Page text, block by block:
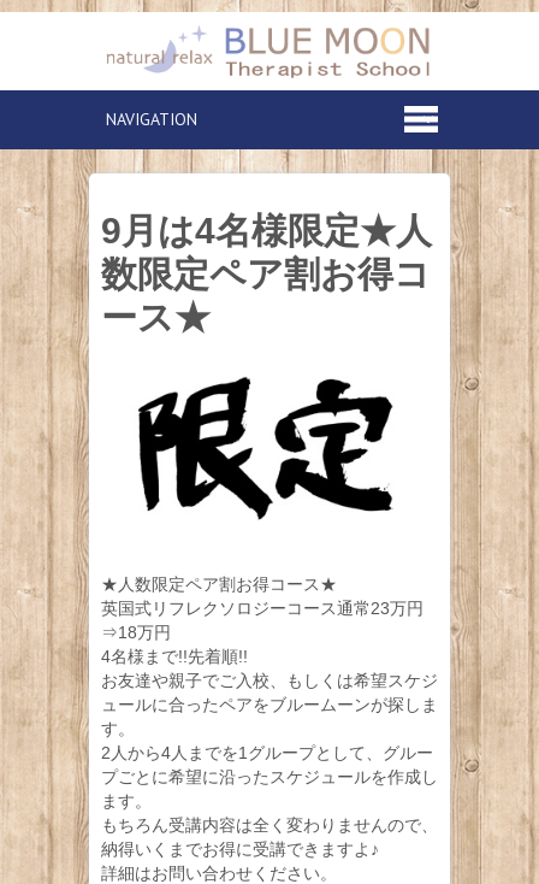
9月は4名様限定★人
数限定ペア割お得コ
ース★
★人数限定ペア割お得コース★
英国式リフレクソロジーコース通常23万円
⇒18万円
4名様まで!!先着順!!
お友達や親子でご入校、もしくは希望スケジ
ュールに合ったペアをブルームーンが探しま
す。
2人から4人までを1グループとして、グルー
プごとに希望に沿ったスケジュールを作成し
ます。
もちろん受講内容は全く変わりませんので、
納得いくまでお得に受講できますよ♪
詳細はお問い合わせください。